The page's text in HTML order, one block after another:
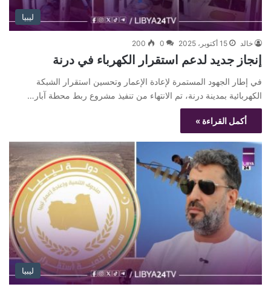
ليبيا
خالد 15 أكتوبر، 2025 0
200
إنجاز جديد لدعم استقرار الكهرباء في درنة
في إطار الجهود المستمرة لإعادة الإعمار وتحسين استقرار الشبكة
الكهربائية بمدينة درنة، تم الانتهاء من تنفيذ مشروع ربط محطة آبار…
أكمل القراءة »
ليبيا